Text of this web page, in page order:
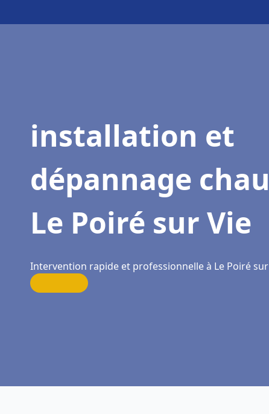
installation et
dépannage
Le Poiré sur Vie
Intervention rapide et professionnelle à Le Poiré sur